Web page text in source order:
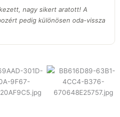
nagy sikert aratott! A
pedig különösen oda-vissza